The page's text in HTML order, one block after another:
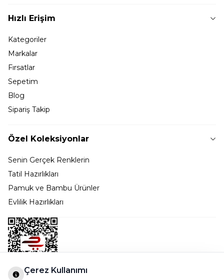
Hızlı Erişim
Kategoriler
Markalar
Fırsatlar
Sepetim
Blog
Sipariş Takip
Özel Koleksiyonlar
Senin Gerçek Renklerin
Tatil Hazırlıkları
Pamuk ve Bambu Ürünler
Evlilik Hazırlıkları
Çerez Kullanımı